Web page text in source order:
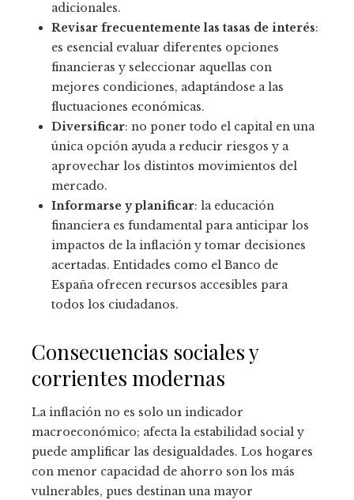
adicionales.
Revisar frecuentemente las tasas de interés:
es esencial evaluar diferentes opciones
financieras y seleccionar aquellas con
mejores condiciones, adaptándose a las
fluctuaciones económicas.
Diversificar: no poner todo el capital en una
única opción ayuda a reducir riesgos y a
aprovechar los distintos movimientos del
mercado.
Informarse y planificar: la educación
financiera es fundamental para anticipar los
impactos de la inflación y tomar decisiones
acertadas. Entidades como el Banco de
España ofrecen recursos accesibles para
todos los ciudadanos.
Consecuencias sociales y
corrientes modernas
La inflación no es solo un indicador
macroeconómico; afecta la estabilidad social y
puede amplificar las desigualdades. Los hogares
con menor capacidad de ahorro son los más
vulnerables, pues destinan una mayor